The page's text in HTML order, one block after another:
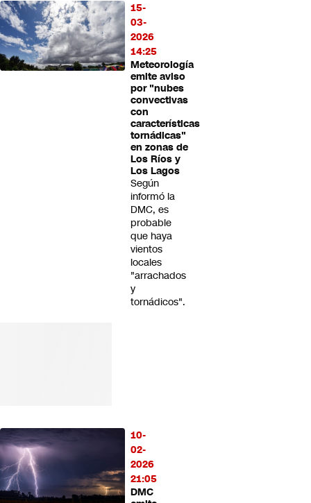
15-
03-
2026
14:25
Meteorología
emite aviso
por "nubes
convectivas
con
características
tornádicas"
en zonas de
Los Ríos y
Los Lagos
Según
informó la
DMC, es
probable
que haya
vientos
locales
"arrachados
y
tornádicos".
10-
02-
2026
21:05
DMC